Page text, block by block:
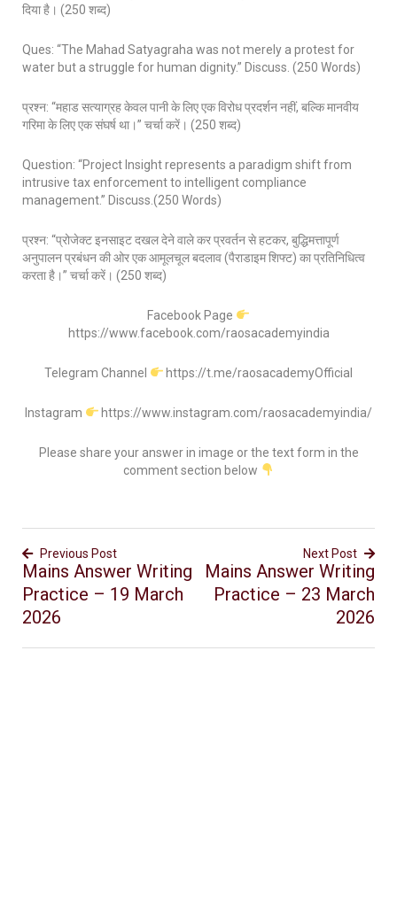
दिया है। (250 शब्द)
Ques: “The Mahad Satyagraha was not merely a protest for
water but a struggle for human dignity.” Discuss. (250 Words)
प्रश्न: “महाड सत्याग्रह केवल पानी के लिए एक विरोध प्रदर्शन नहीं, बल्कि मानवीय
गरिमा के लिए एक संघर्ष था।” चर्चा करें। (250 शब्द)
Question: “Project Insight represents a paradigm shift from
intrusive tax enforcement to intelligent compliance
management.” Discuss.(250 Words)
प्रश्न: “प्रोजेक्ट इनसाइट दखल देने वाले कर प्रवर्तन से हटकर, बुद्धिमत्तापूर्ण
अनुपालन प्रबंधन की ओर एक आमूलचूल बदलाव (पैराडाइम शिफ्ट) का प्रतिनिधित्व
करता है।” चर्चा करें। (250 शब्द)
Facebook Page
https://www.facebook.com/raosacademyindia
Telegram Channel https://t.me/raosacademyOfficial
Instagram https://www.instagram.com/raosacademyindia/
Please share your answer in image or the text form in the
comment section below
Previous Post
Mains Answer Writing
Practice – 19 March
2026
Next Post
Mains Answer Writing
Practice – 23 March
2026